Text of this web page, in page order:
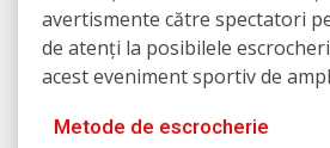
avertismente către spectatori
de atenți la posibilele
acest eveniment sportiv de
Metode de escrocherie